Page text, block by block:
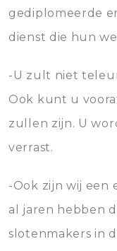
gediplomeerde
dienst die hun
-U zult niet
Ook kunt u
zullen zijn. U
verrast.
-Ook zijn wij een
al jaren hebben
slotenmakers in